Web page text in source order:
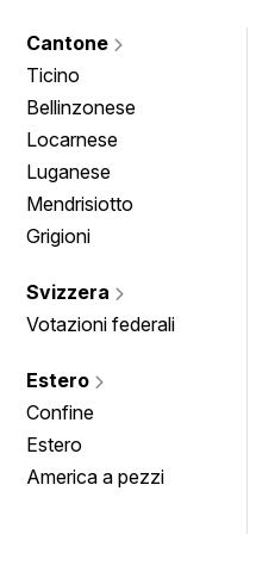
Cantone
Ticino
Bellinzonese
Locarnese
Luganese
Mendrisiotto
Grigioni
Svizzera
Votazioni federali
Estero
Confine
Estero
America a pezzi